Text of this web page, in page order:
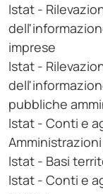
Istat -
imprese
Istat -
pubbliche
Istat - Conti e
Istat - Basi
Istat - Conti e